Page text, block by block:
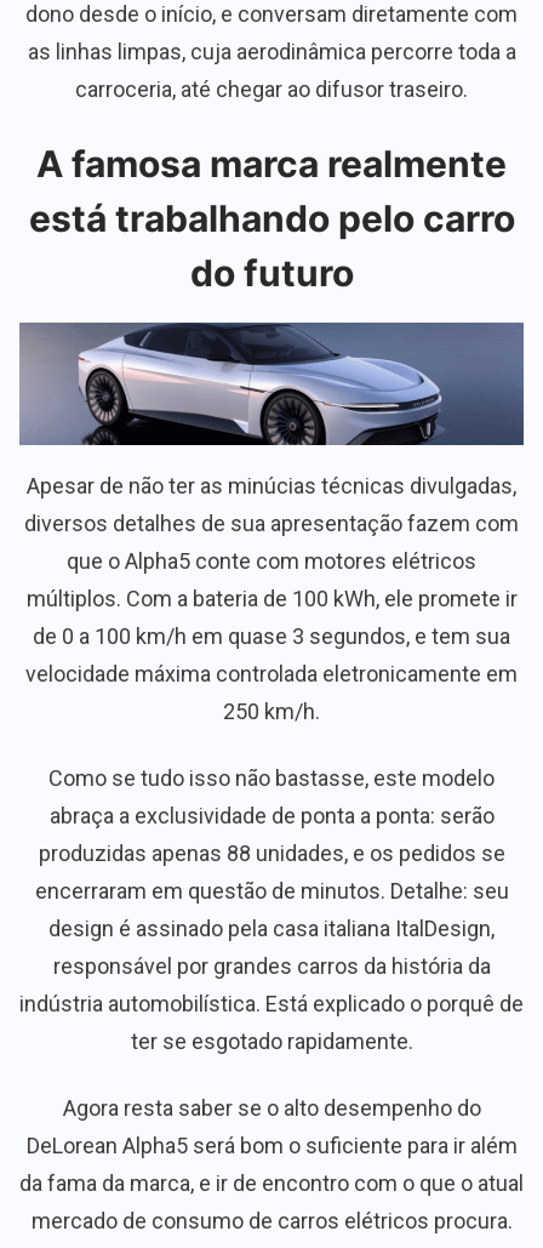
dono desde o início, e conversam diretamente com
as linhas limpas, cuja aerodinâmica percorre toda a
carroceria, até chegar ao difusor traseiro.
A famosa marca realmente
está trabalhando pelo carro
do futuro
Apesar de não ter as minúcias técnicas divulgadas,
diversos detalhes de sua apresentação fazem com
que o Alpha5 conte com motores elétricos
múltiplos. Com a bateria de 100 kWh, ele promete ir
de 0 a 100 km/h em quase 3 segundos, e tem sua
velocidade máxima controlada eletronicamente em
250 km/h.
Como se tudo isso não bastasse, este modelo
abraça a exclusividade de ponta a ponta: serão
produzidas apenas 88 unidades, e os pedidos se
encerraram em questão de minutos. Detalhe: seu
design é assinado pela casa italiana ItalDesign,
responsável por grandes carros da história da
indústria automobilística. Está explicado o porquê de
ter se esgotado rapidamente.
Agora resta saber se o alto desempenho do
DeLorean Alpha5 será bom o suficiente para ir além
da fama da marca, e ir de encontro com o que o atual
mercado de consumo de carros elétricos procura.